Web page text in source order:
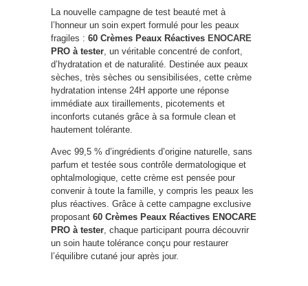
La nouvelle campagne de test beauté met à
l’honneur un soin expert formulé pour les peaux
fragiles : 60 Crèmes Peaux Réactives ENOCARE
PRO à tester , un véritable concentré de confort,
d’hydratation et de naturalité. Destinée aux peaux
sèches, très sèches ou sensibilisées, cette crème
hydratation intense 24H apporte une réponse
immédiate aux tiraillements, picotements et
inconforts cutanés grâce à sa formule clean et
hautement tolérante.
Avec 99,5 % d’ingrédients d’origine naturelle, sans
parfum et testée sous contrôle dermatologique et
ophtalmologique, cette crème est pensée pour
convenir à toute la famille, y compris les peaux les
plus réactives. Grâce à cette campagne exclusive
proposant 60 Crèmes Peaux Réactives ENOCARE
PRO à tester , chaque participant pourra découvrir
un soin haute tolérance conçu pour restaurer
l’équilibre cutané jour après jour.